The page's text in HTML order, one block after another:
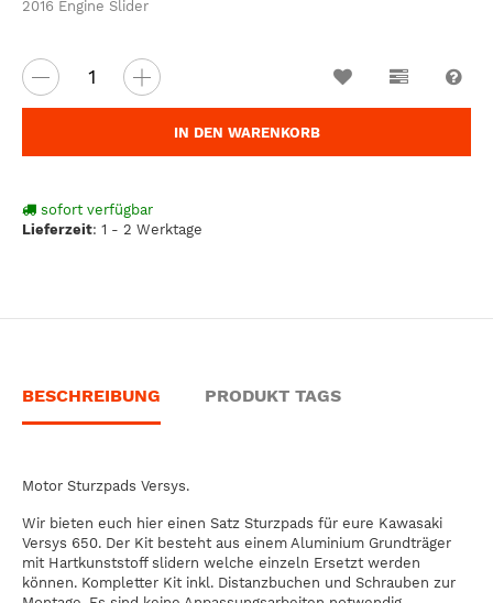
2016 Engine Slider
IN DEN WARENKORB
sofort verfügbar
Lieferzeit: 1 - 2 Werktage
Wunschzettel
BESCHREIBUNG PRODUKT TAGS
Motor Sturzpads Versys.
Wir bieten euch hier einen Satz Sturzpads für eure Kawasaki
Versys 650. Der Kit besteht aus einem Aluminium Grundträger
mit Hartkunststoff slidern welche einzeln Ersetzt werden
können. Kompletter Kit inkl. Distanzbuchen und Schrauben zur